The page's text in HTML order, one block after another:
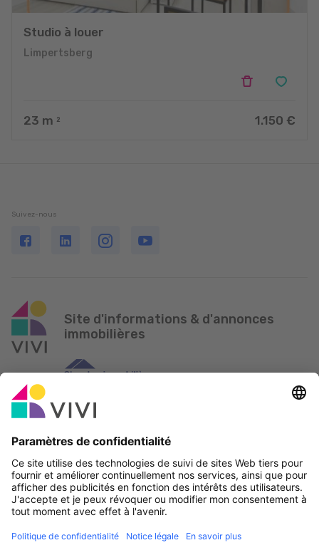
Studio à louer
Limpertsberg
23 m 2 1.150 €
Suivez-nous
Site d'informations & d'annonces
immobilières